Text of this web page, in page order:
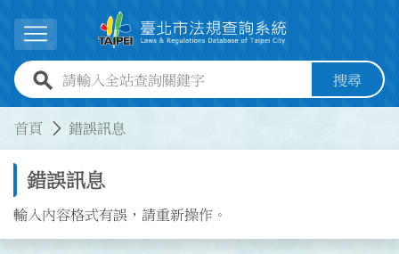
展開選單
全站查詢關鍵字欄位 搜尋
首頁 錯誤訊息
錯誤訊息
輸入內容格式有誤，請重新操作。